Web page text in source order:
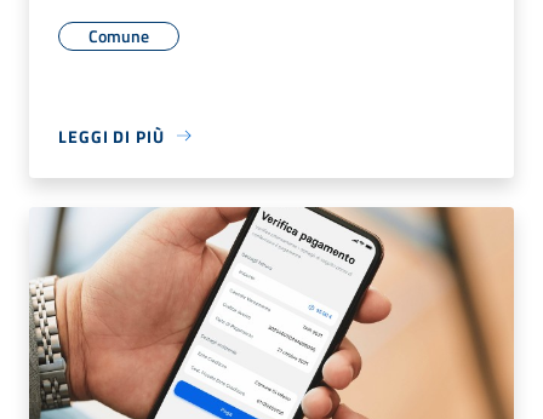
Comune
LEGGI DI PIÙ